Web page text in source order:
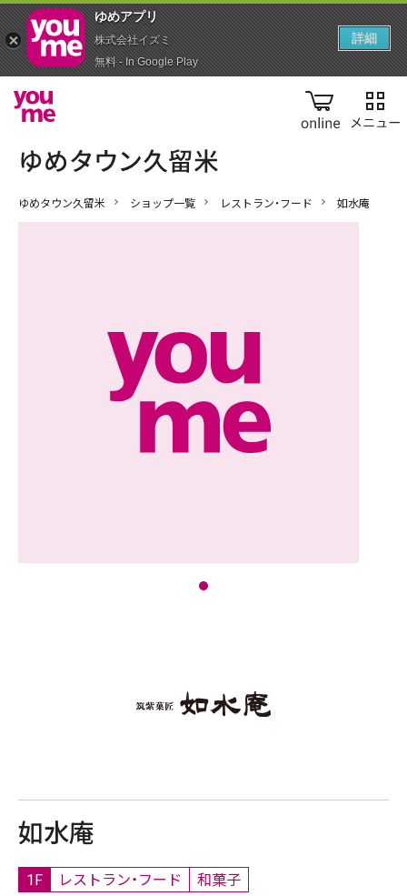
online
ゆめタウン久留米 ショップ一覧 レストラン・フード 如水庵
如水庵
1F レストラン・フード 和菓子
ゆめアプ‪リ‬
株式会社イズミ
無料 - In Google Play
詳細